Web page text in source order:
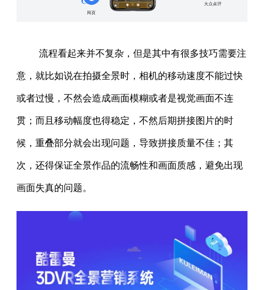
流程看起来并不复杂，但是其中有很多技巧需要注
意，就比如说在拍摄全景时，相机的移动速度不能过快
或者过慢，不然会造成画面模糊或者是视觉画面不连
贯；而且移动幅度也得稳定，不然后期拼接图片的时
候，重叠部分就会出现问题，导致拼接质量不佳；其
次，还得保证全景作品的流畅性和画面质感，避免出现
画面失真的问题。